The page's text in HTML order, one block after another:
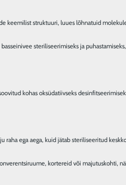
struktuuri, luues lõhnatuid
steriliseerimiseks ja
kohas oksüdatiivseks
ega aega, kuid jätab steriliseeritud
kortereid või